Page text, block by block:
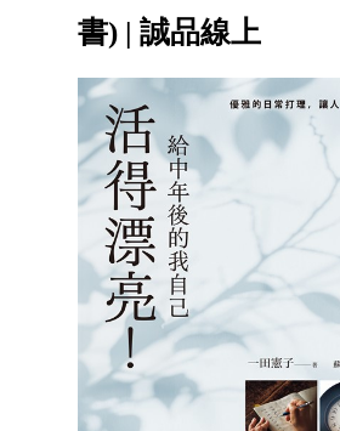
書) | 誠品線上